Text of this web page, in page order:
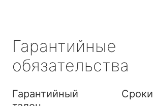
Гарантийные
обязательства
Гарантийный
Сроки